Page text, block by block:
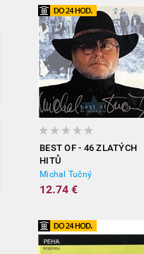
BEST OF - 46 ZLATÝCH
HITŮ
Michal Tučný
12.74 €